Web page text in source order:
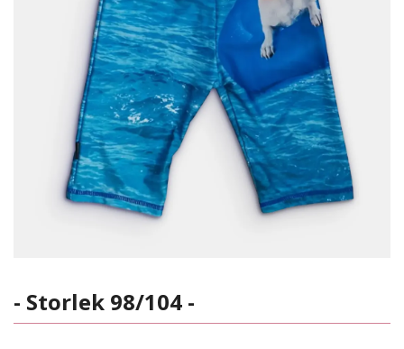
- Storlek 98/104 -